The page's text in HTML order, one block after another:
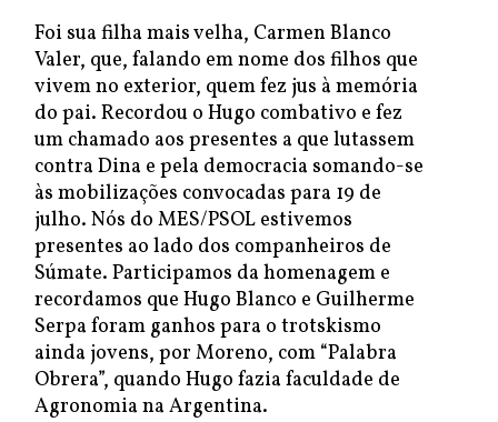
Foi sua filha mais velha, Carmen Blanco
Valer, que, falando em nome dos filhos que
vivem no exterior, quem fez jus à memória
do pai. Recordou o Hugo combativo e fez
um chamado aos presentes a que lutassem
contra Dina e pela democracia somando-se
às mobilizações convocadas para 19 de
julho. Nós do MES/PSOL estivemos
presentes ao lado dos companheiros de
Súmate. Participamos da homenagem e
recordamos que Hugo Blanco e Guilherme
Serpa foram ganhos para o trotskismo
ainda jovens, por Moreno, com “Palabra
Obrera”, quando Hugo fazia faculdade de
Agronomia na Argentina.